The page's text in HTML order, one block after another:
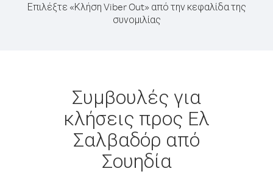
Επιλέξτε «Κλήση Viber Out» από την κεφαλίδα της
συνομιλίας
Συμβουλές για
κλήσεις προς Ελ
Σαλβαδόρ από
Σουηδία